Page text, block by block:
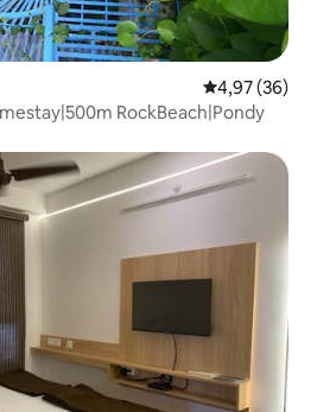
Средна
4,97 (36)
RockBeach|Pondy